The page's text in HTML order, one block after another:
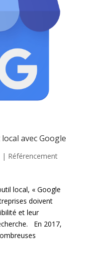
avec Google
| Référencement
local, « Google
doivent
et leur
En 2017,